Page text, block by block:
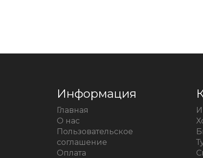
Информация
Главная
О нас
Пользовательское
соглашение
Оплата